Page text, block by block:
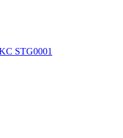
STG0001